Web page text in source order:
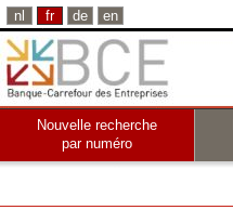
nl fr de en
Nouvelle recherche
par numéro